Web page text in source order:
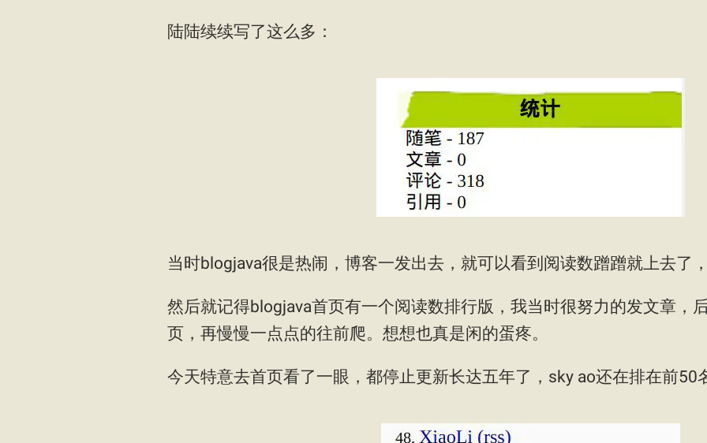
陆陆续续写了这么多：
当时blogjava很是热闹，博客一发出去，就可以看到阅读数蹭蹭就上去了
然后就记得blogjava首页有一个阅读数排行版，我当时很努力的发文章，
页，再慢慢一点点的往前爬。想想也真是闲的蛋疼。
今天特意去首页看了一眼，都停止更新长达五年了，sky ao还在排在前50